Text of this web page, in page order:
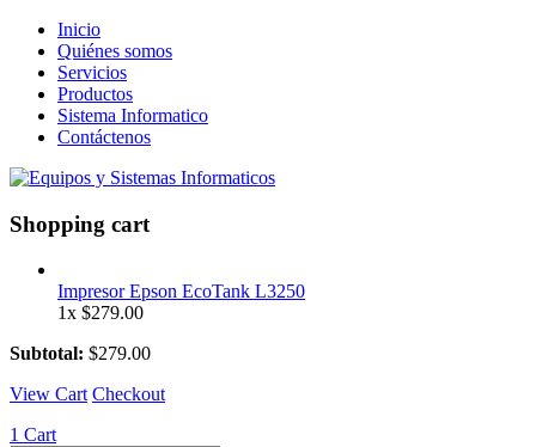
Inicio
Quiénes somos
Servicios
Productos
Sistema Informatico
Contáctenos
Shopping cart
Impresor Epson EcoTank L3250
1x $279.00
Subtotal: $279.00
View Cart Checkout
1 Cart